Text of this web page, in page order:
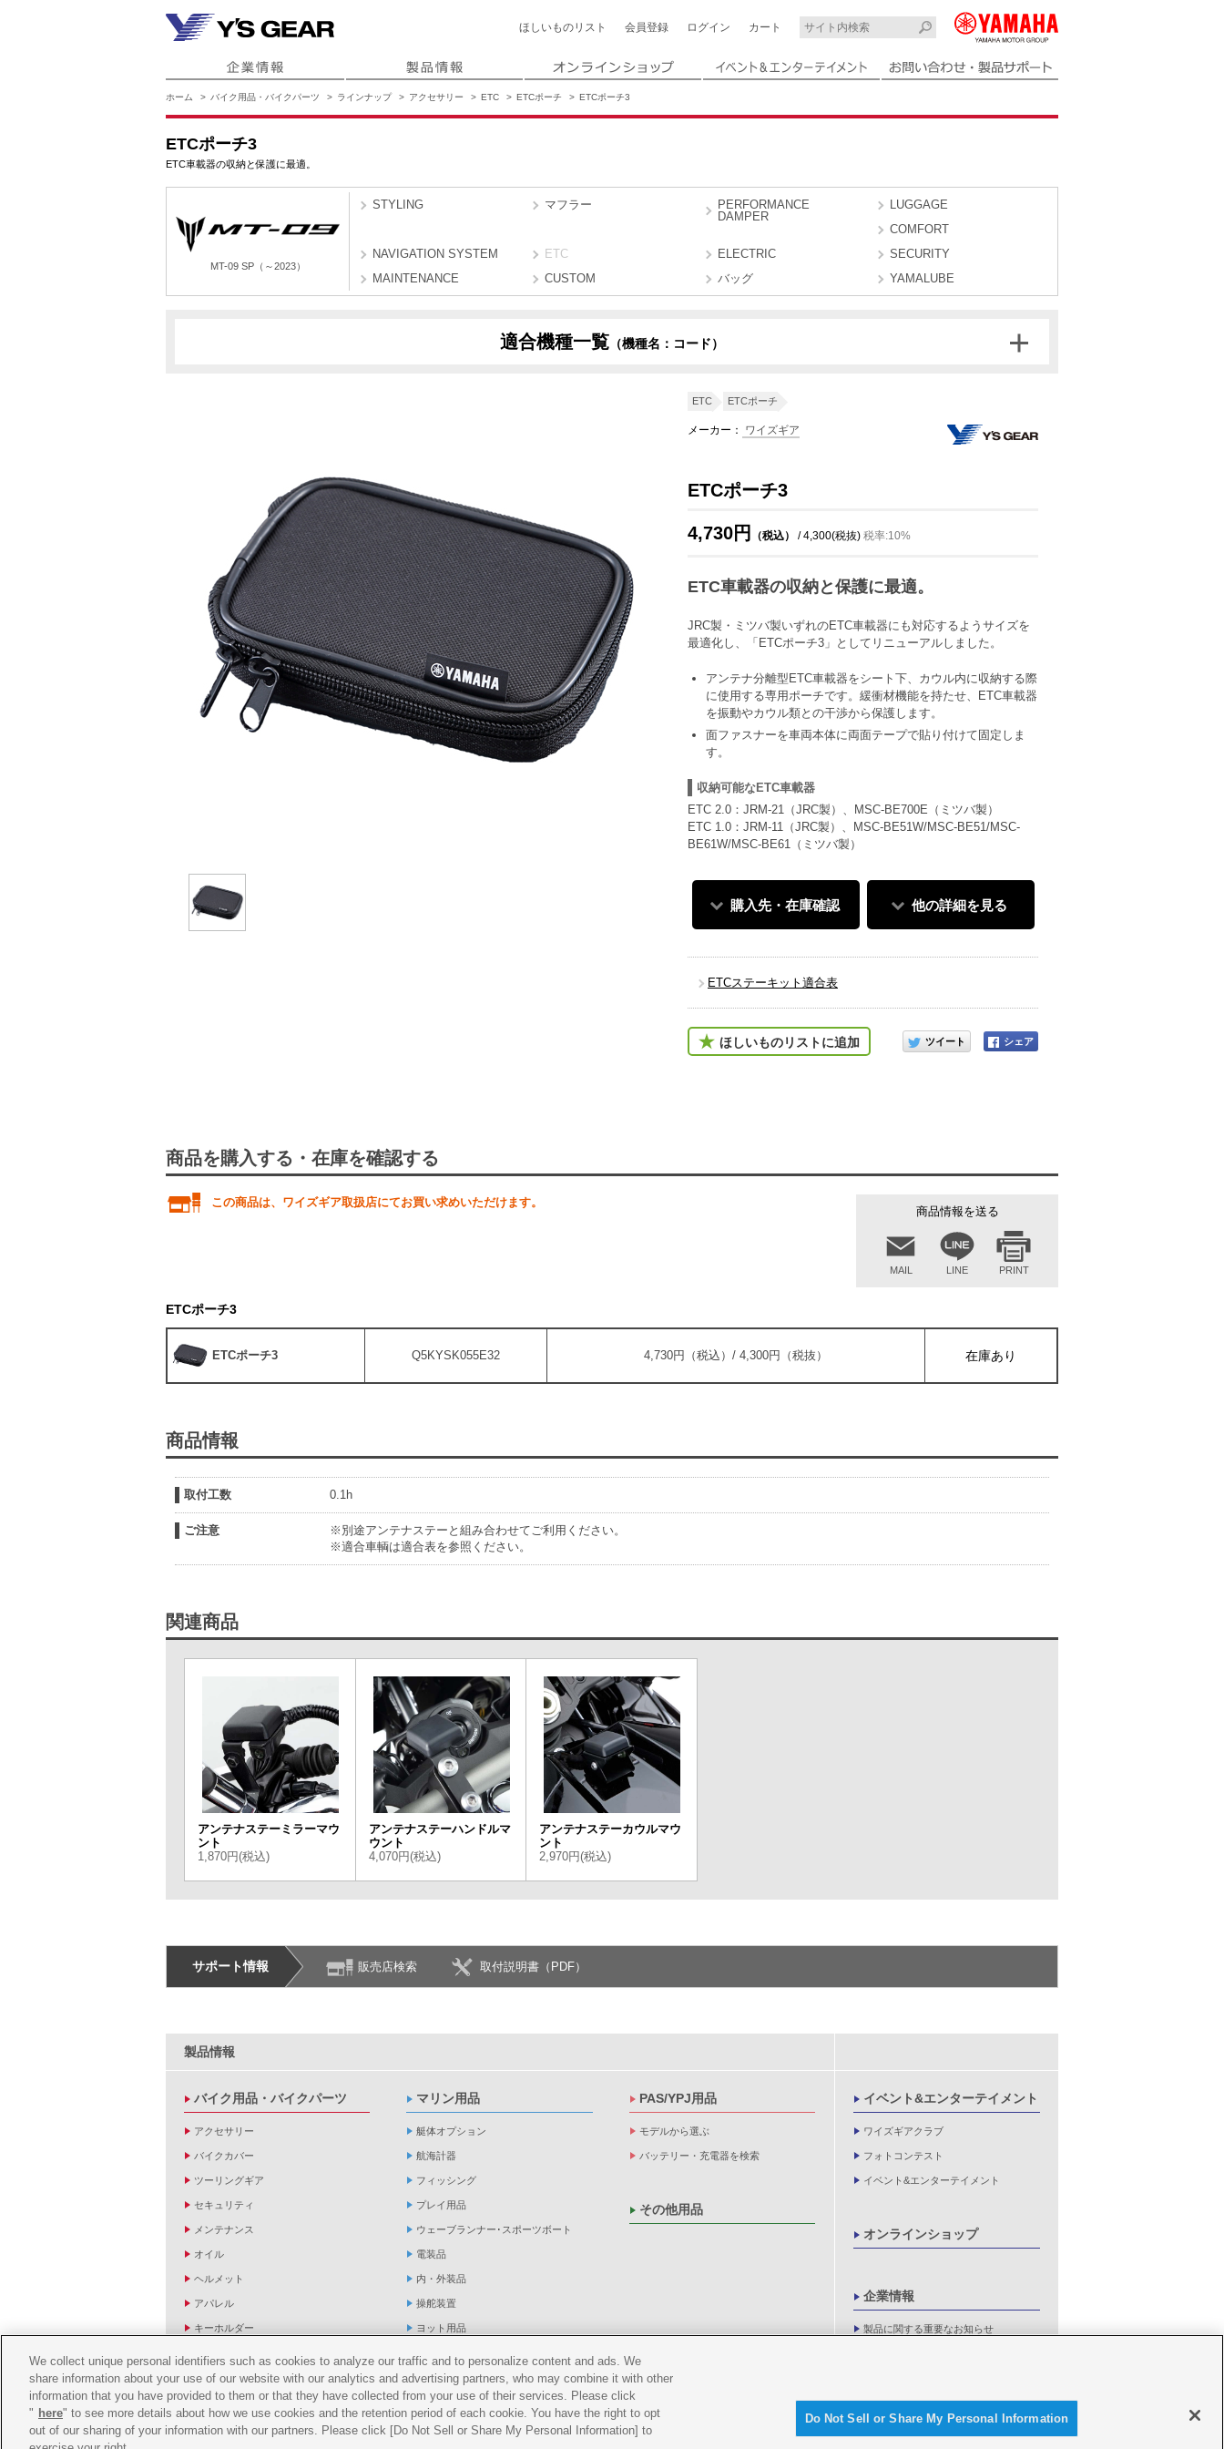
ほしいもの リスト 会員登録 ログイン カート
ホーム バイク用品・バイクパーツ ラインナップ アクセサリー ETC ETCポーチ ETCポーチ3
ETCポーチ3
ETC車載器の収納と保護に最適。
MT-09 SP（～2023）
STYLING マフラー
PERFORMANCE
DAMPER
LUGGAGE
COMFORT
NAVIGATION SYSTEM
ETC ELECTRIC
SECURITY
MAINTENANCE
CUSTOM バッグ YAMALUBE
適合機種一覧 （機種名：コード）
ETC ETCポーチ
メーカー： ワイズギア
ETCポーチ3
4,730円 （税込） / 4,300(税抜) 税率:10%
ETC車載器の収納と保護に最適。
JRC製・ミツバ製いずれのETC車載器にも対応するようサイズを
最適化し、「ETCポーチ3」としてリニューアルしました。
アンテナ分離型ETC車載器をシート下、カウル内に収納する際
に使用する専用ポーチです。緩衝材機能を持たせ、ETC車載器
を振動やカウル類との干渉から保護します。
面ファスナーを車両本体に両面テープで貼り付けて固定しま
す。
収納可能なETC車載器
ETC 2.0：JRM-21（JRC製）、MSC-BE700E（ミツバ製）
ETC 1.0：JRM-11（JRC製）、MSC-BE51W/MSC-BE51/MSC-
BE61W/MSC-BE61（ミツバ製）
購入先・在庫確認 他の詳細を見る
ETCステーキット適合表
ほしいものリストに追加
このアイテムをシェアする
商品を購入する・在庫を確認する
商品情報を送る
MAIL LINE PRINT
この商品は、ワイズギア取扱店にてお買い求めいただけます。
ETCポーチ3
ETCポーチ3 Q5KYSK055E32 4,730円（税込）/ 4,300円（税抜） 在庫あり
商品情報
取付工数 0.1h
ご注意
※別途アンテナステーと組み合わせてご利用ください。
※適合車輌は適合表を参照ください。
関連商品
アンテナステーミラーマウ
ント
1,870円(税込)
アンテナステーハンドルマ
ウント
4,070円(税込)
アンテナステーカウルマウ
ント
2,970円(税込)
サポート情報 販売店検索 取付説明書（PDF）
製品情報
バイク用品・バイクパーツ
アクセサリー
バイクカバー
ツーリングギア
セキュリティ
メンテナンス
オイル
ヘルメット
アパレル
キーホルダー
バイク雑貨
YZF R1/R6レーシングキットパーツ
マリン用品
艇体オプション
航海計器
フィッシング
プレイ用品
ウェーブランナー･スポーツボート
電装品
内・外装品
操舵装置
ヨット用品
救命品・検査品
メンテナンス
アパレル
PAS/YPJ用品
モデルから選ぶ
バッテリー・充電器を検索
その他用品
イベント&エンターテイメント
ワイズギアクラブ
フォトコンテスト
イベント&エンターテイメント
オンラインショップ
企業情報
製品に関する重要なお知らせ
We collect unique personal identifiers such as cookies to analyze our traffic and to personalize content and ads. We
share information about your use of our website with our analytics and advertising partners, who may combine it with other
information that you have provided to them or that they have collected from your use of their services. Please click
" here" to see more details about how we use cookies and the retention period of each cookie. You have the right to opt
out of our sharing of your information with our partners. Please click [Do Not Sell or Share My Personal Information] to
Do Not Sell or Share My Personal Information